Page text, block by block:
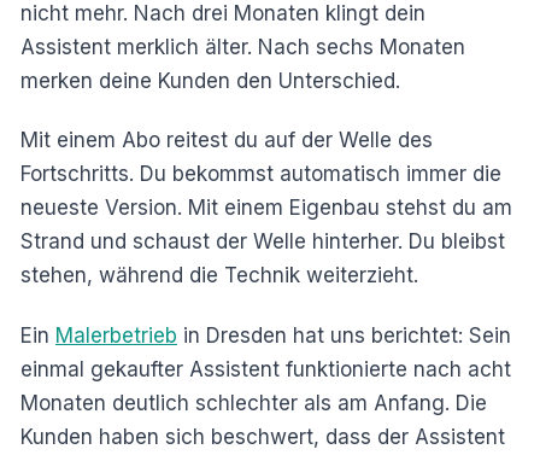
nicht mehr. Nach drei Monaten klingt dein
Assistent merklich älter. Nach sechs Monaten
merken deine Kunden den Unterschied.
Mit einem Abo reitest du auf der Welle des
Fortschritts. Du bekommst automatisch immer die
neueste Version. Mit einem Eigenbau stehst du am
Strand und schaust der Welle hinterher. Du bleibst
stehen, während die Technik weiterzieht.
Ein Malerbetrieb in Dresden hat uns berichtet: Sein
einmal gekaufter Assistent funktionierte nach acht
Monaten deutlich schlechter als am Anfang. Die
Kunden haben sich beschwert, dass der Assistent